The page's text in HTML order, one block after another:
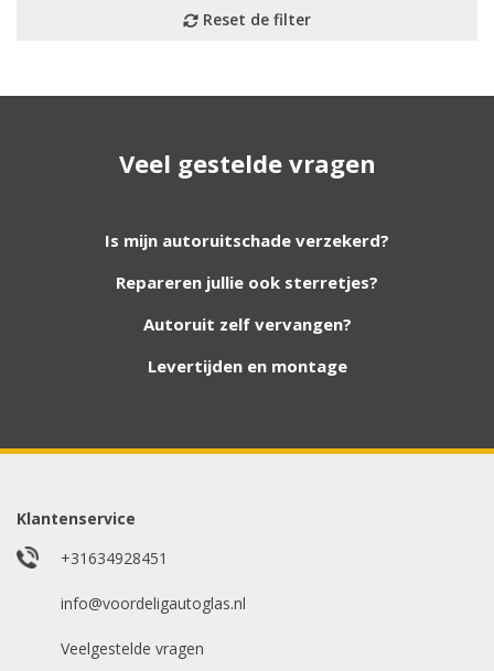
verder!
Wij zijn continu bezig met het toevoegen van
ruit er niet tussen? Grote kans dat wij deze wel
hebben. Vul het formulier in en wij nemen
whatsappje met foto van de ruit en uw auto
Uw merk auto
Bouwjaar
Veel gestelde vragen
Is mijn autoruitschade verzekerd?
Repareren jullie ook sterretjes?
Autoruit zelf vervangen?
Levertijden en montage
Klantenservice
+31634928451
info@voordeligautoglas.nl
Veelgestelde vragen